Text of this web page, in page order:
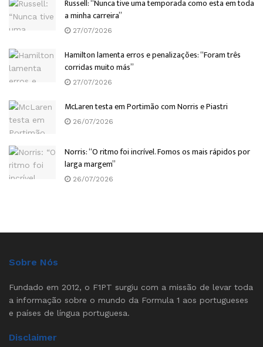
Russell: “Nunca tive uma temporada como esta em toda
a minha carreira”
27/07/2026
Hamilton lamenta erros e penalizações: “Foram três
corridas muito más”
27/07/2026
McLaren testa em Portimão com Norris e Piastri
26/07/2026
Norris: “O ritmo foi incrível. Fomos os mais rápidos por
larga margem”
26/07/2026
Sobre Nós
Fundado em 2012, o F1PT surgiu com a missão de levar toda
a informação sobre o mundo da Formula 1 aos portugueses
e países de língua portuguesa.
Disclaimer